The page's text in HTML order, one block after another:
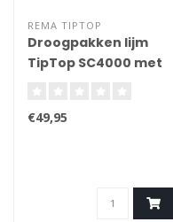
REMA TIPTOP
Droogpakken lijm
TipTop SC4000 met
€49,95